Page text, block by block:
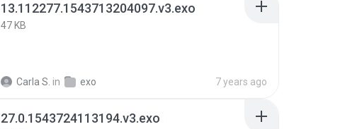
13.112277.1543713204097.v3.exo
47 KB
Carla S. in exo 7 years ago
27.0.1543724113194.v3.exo